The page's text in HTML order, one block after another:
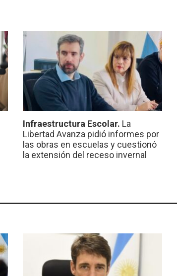
Infraestructura Escolar. La
Libertad Avanza pidió informes por
las obras en escuelas y cuestionó
la extensión del receso invernal